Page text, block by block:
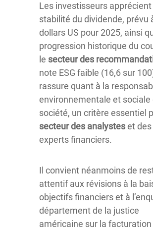
Les investisseurs apprécient
stabilité du dividende, prévu
dollars US pour 2025, ainsi
progression historique du
le secteur des
note ESG faible (16,6 sur
rassure quant à la
environnementale et sociale
société, un critère essentiel
secteur des analysteset des
experts financiers.
Il convient néanmoins de
attentif aux révisions à la
objectifs financiers et à
département de la justice
américaine sur la facturation